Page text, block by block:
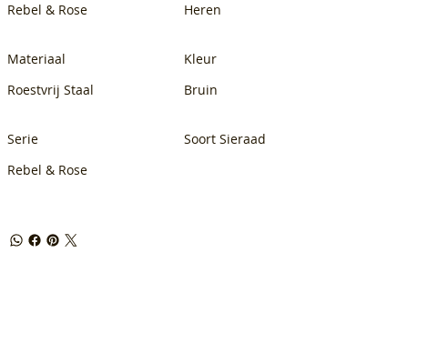
Rebel & Rose
Heren
Materiaal
Roestvrij Staal
Kleur
Bruin
Serie
Rebel & Rose
Soort Sieraad